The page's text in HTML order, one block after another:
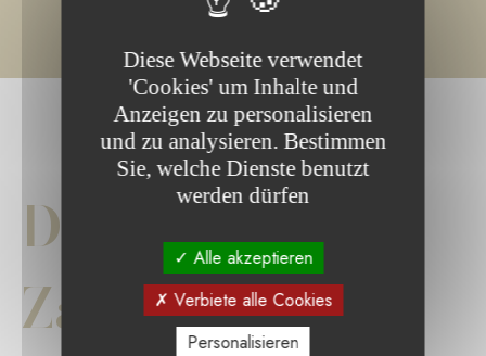
Die wichtigsten
Zahlen
Diese Webseite verwendet
'Cookies' um Inhalte und
Anzeigen zu personalisieren
und zu analysieren. Bestimmen
Sie, welche Dienste benutzt
werden dürfen
Alle akzeptieren
Verbiete alle Cookies
Personalisieren